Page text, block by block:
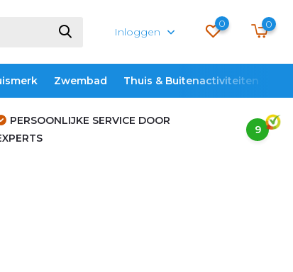
Inloggen
0 0
Zwembad Thuis & Buitenactiviteiten
PERSOONLIJKE SERVICE DOOR
9